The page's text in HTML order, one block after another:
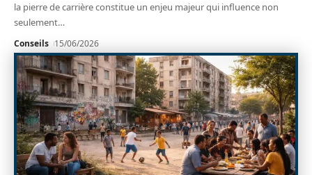
la pierre de carrière constitue un enjeu majeur qui influence non
seulement…
Conseils 15/06/2026